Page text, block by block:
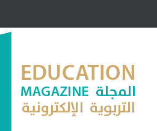
شراكة
الشهداء
لماذا تعد برامج توعية